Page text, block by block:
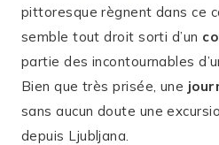
pittoresque règnent dans ce
semble tout droit sorti d’un
partie des incontournables
Bien que très prisée, une
sans aucun doute une
depuis Ljubljana.